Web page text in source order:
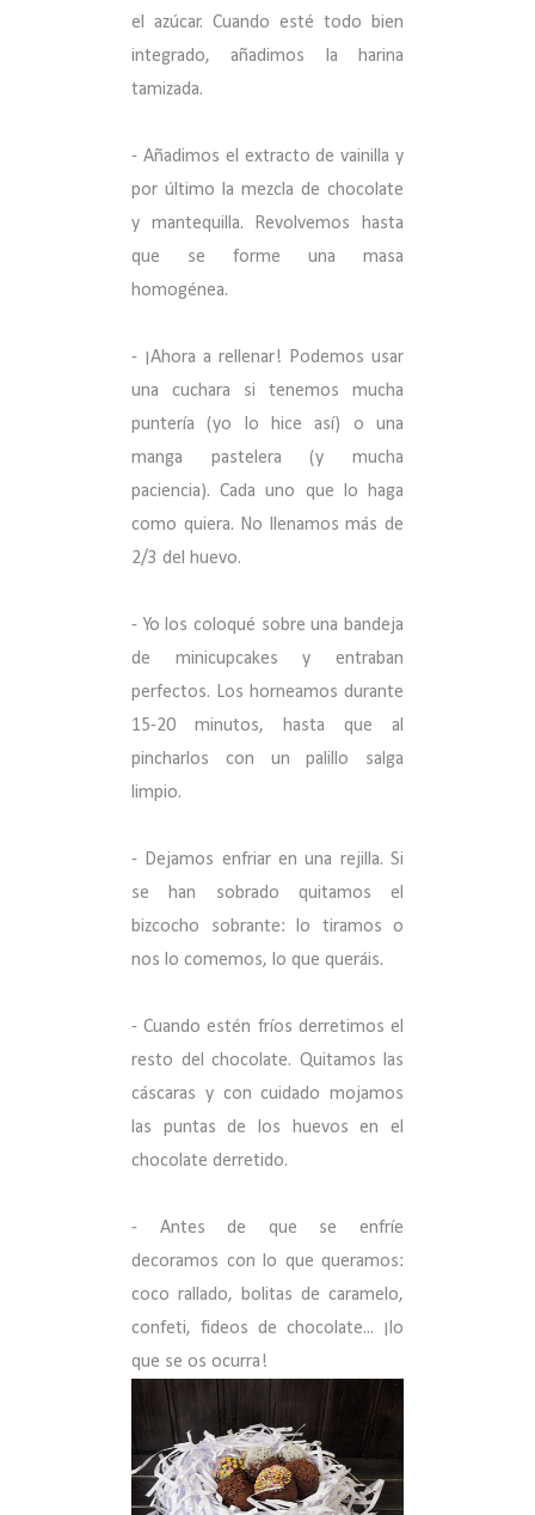
el azúcar. Cuando esté todo bien
integrado, añadimos la harina
tamizada.
- Añadimos el extracto de vainilla y
por último la mezcla de chocolate
y mantequilla. Revolvemos hasta
que se forme una masa
homogénea.
- ¡Ahora a rellenar! Podemos usar
una cuchara si tenemos mucha
puntería (yo lo hice así) o una
manga pastelera (y mucha
paciencia). Cada uno que lo haga
como quiera. No llenamos más de
2/3 del huevo.
- Yo los coloqué sobre una bandeja
de minicupcakes y entraban
perfectos. Los horneamos durante
15-20 minutos, hasta que al
pincharlos con un palillo salga
limpio.
- Dejamos enfriar en una rejilla. Si
se han sobrado quitamos el
bizcocho sobrante: lo tiramos o
nos lo comemos, lo que queráis.
- Cuando estén fríos derretimos el
resto del chocolate. Quitamos las
cáscaras y con cuidado mojamos
las puntas de los huevos en el
chocolate derretido.
- Antes de que se enfríe
decoramos con lo que queramos:
coco rallado, bolitas de caramelo,
confeti, fideos de chocolate... ¡lo
que se os ocurra!